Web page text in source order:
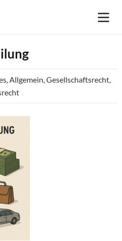
,Allgemein,Gesellschaftsrecht,